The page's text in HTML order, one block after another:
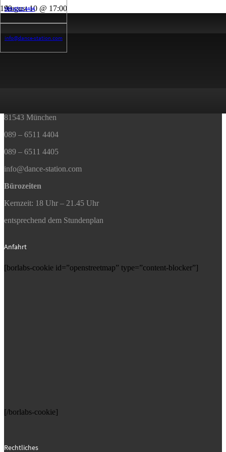
089-6511 4404
info@dance-station.com
August 10 @ 17:00
2
Afra
81543 München
089 – 6511 4404
089 – 6511 4405
info@dance-station.com
Bürozeiten
Kernzeit: 18 Uhr – 21.45 Uhr
entsprechend dem Stundenplan
Anfahrt
[borlabs-cookie id=”openstreetmap” type=”content-blocker”]
[/borlabs-cookie]
Rechtliches